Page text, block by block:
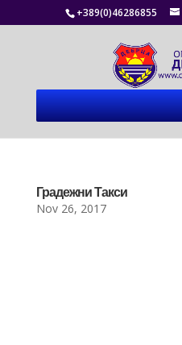
+389(0)46286855
Градежни Такси
Nov 26, 2017